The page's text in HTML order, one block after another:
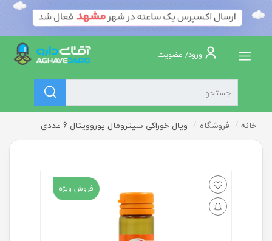
ورود/ عضویت
خانه فروشگاه ویال خوراکی سیترومال یوروویتال 6 عددی
فروش ویژه